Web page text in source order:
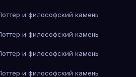
и философский камень
и философский камень
и философский камень
и философский камень